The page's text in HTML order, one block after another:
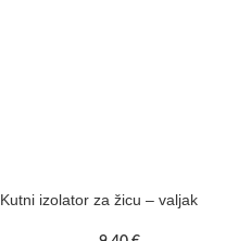
Kutni izolator za žicu – valjak